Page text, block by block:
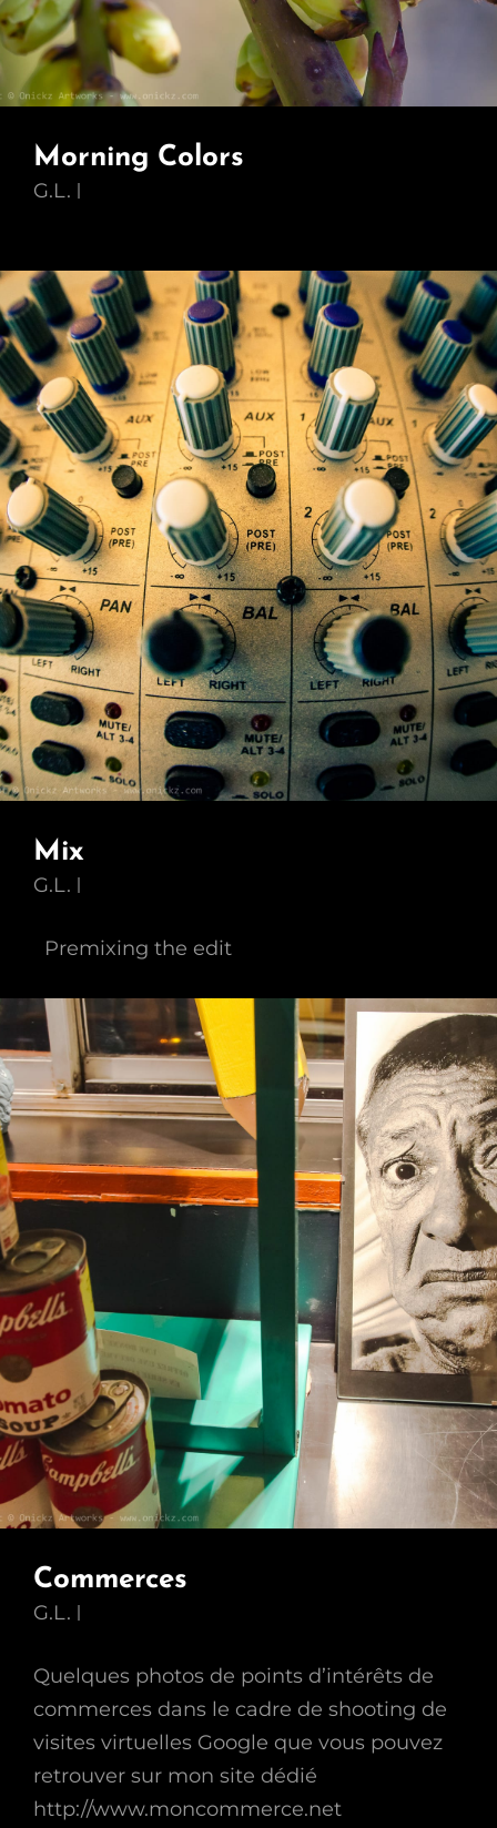
Morning Colors
G.L.
Mix
G.L.
Premixing the edit
Commerces
G.L.
Quelques photos de points d’intérêts de
commerces dans le cadre de shooting de
visites virtuelles Google que vous pouvez
retrouver sur mon site dédié
http://www.moncommerce.net